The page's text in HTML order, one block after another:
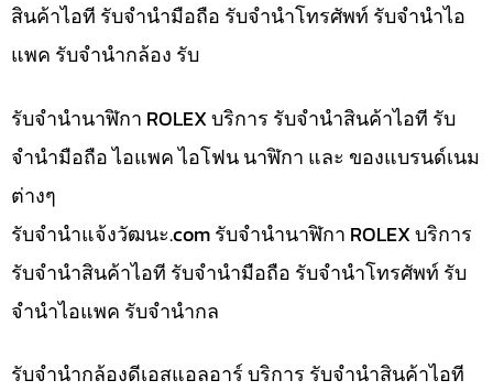
สินค้าไอที รับจำนำมือถือ รับจำนำโทรศัพท์ รับจำนำไอ
แพค รับจำนำกล้อง รับ
รับจำนำนาฬิกา ROLEX บริการ รับจำนำสินค้าไอที รับ
จำนำมือถือ ไอแพค ไอโฟน นาฬิกา และ ของแบรนด์เนม
ต่างๆ
รับจํานําแจ้งวัฒนะ.com รับจำนำนาฬิกา ROLEX บริการ
รับจำนำสินค้าไอที รับจำนำมือถือ รับจำนำโทรศัพท์ รับ
จำนำไอแพค รับจำนำกล
รับจำนำกล้องดีเอสแอลอาร์ บริการ รับจำนำสินค้าไอที